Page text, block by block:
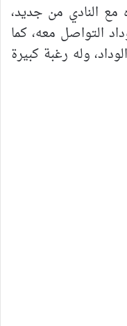
النادي من جديد،
التواصل معه، كما
وله رغبة كبيرة